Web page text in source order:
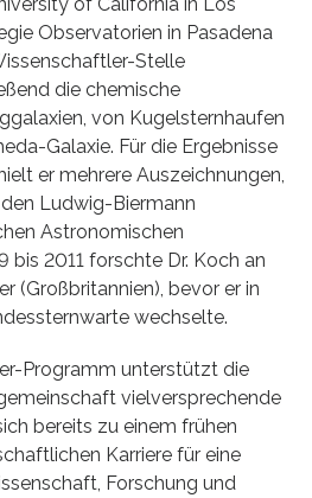
Observatorien in Pasadena
Stelle
die chemische
von Kugelsternhaufen
Galaxie. Für die Ergebnisse
er mehrere Auszeichnungen,
Ludwig-Biermann
Astronomischen
bis 2011 forschte Dr. Koch an
(Großbritannien), bevor er in
wechselte.
Programm unterstützt die
vielversprechende
bereits zu einem frühen
Karriere für eine
Forschung und